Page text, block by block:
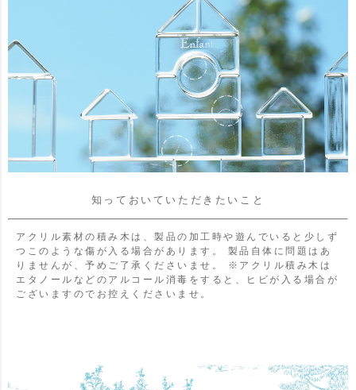
知っておいていただきたいこと
アクリル素材の積み木は、製品の加工時や遊んでいると少しず
つこのような傷が入る場合があります。
製品自体に問題はあ
りませんが、予めご了承くださいませ。
※アクリル積み木は
エタノールなどのアルコール消毒をすると、ヒビが入る場合が
ございますのでお控えくださいませ。